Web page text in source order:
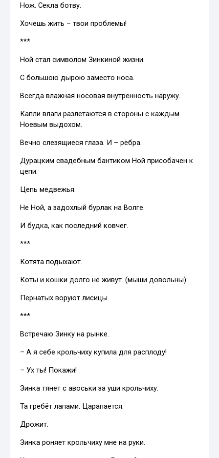
Нож. Секла ботву.
Хочешь жить – твои проблемы!
***
Ной стал символом Зинкиной жизни.
С большою дырою заместо носа.
Всегда влажная носовая внутренность наружу.
Капли влаги разлетаются в стороны с каждым
Ноевым выдохом.
Вечно слезящиеся глаза. И – рёбра.
Дурацким свадебным бантиком Ной присобачен к
цепи.
Цепь медвежья.
Не Ной, а задохлый бурлак на Волге.
И будка, как последний ковчег.
***
Котята подыхают.
Коты и кошки долго не живут. (мыши довольны).
Пернатых воруют лисицы.
***
Встречаю Зинку на рынке.
– А я себе крольчиху купила для расплоду!
– Ух ты! Покажи!
Зинка тянет с авоськи за уши крольчиху.
Та гребёт лапами. Царапается.
Дрожит.
Зинка роняет крольчиху мне на руки.